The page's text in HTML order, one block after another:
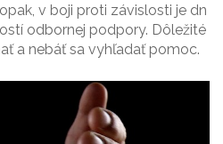
v boji proti závislosti je dn
odbornej podpory. Dôležité
a nebáť sa vyhľadať pomoc.